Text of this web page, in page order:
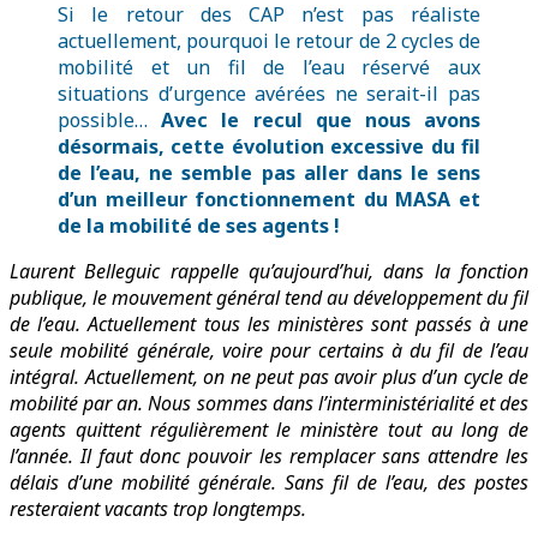
Si le retour des CAP n’est pas réaliste
actuellement, pourquoi le retour de 2 cycles de
mobilité et un fil de l’eau réservé aux
situations d’urgence avérées ne serait-il pas
possible…Avec le recul que nous avons
désormais, cette évolution excessive du fil
de l’eau, ne semble pas aller dans le sens
d’un meilleur fonctionnement du MASA et
de la mobilité de ses agents !
Laurent Belleguic rappelle qu’aujourd’hui, dans la fonction
publique, le mouvement général tend au développement du fil
de l’eau. Actuellement tous les ministères sont passés à une
seule mobilité générale, voire pour certains à du fil de l’eau
intégral. Actuellement, on ne peut pas avoir plus d’un cycle de
mobilité par an. Nous sommes dans l’interministérialité et des
agents quittent régulièrement le ministère tout au long de
l’année. Il faut donc pouvoir les remplacer sans attendre les
délais d’une mobilité générale. Sans fil de l’eau, des postes
resteraient vacants trop longtemps.